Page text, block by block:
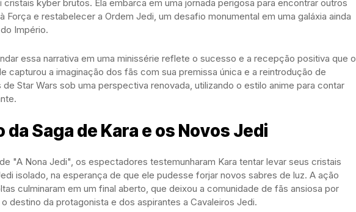
cristais kyber brutos. Ela embarca em uma jornada perigosa para encontrar outros
Força e restabelecer a Ordem Jedi, um desafio monumental em uma galáxia ainda
Império.
essa narrativa em uma minissérie reflete o sucesso e a recepção positiva que o
capturou a imaginação dos fãs com sua premissa única e a reintrodução de
Star Wars sob uma perspectiva renovada, utilizando o estilo anime para contar
da Saga de Kara e os Novos Jedi
"A Nona Jedi", os espectadores testemunharam Kara tentar levar seus cristais
isolado, na esperança de que ele pudesse forjar novos sabres de luz. A ação
culminaram em um final aberto, que deixou a comunidade de fãs ansiosa por
destino da protagonista e dos aspirantes a Cavaleiros Jedi.